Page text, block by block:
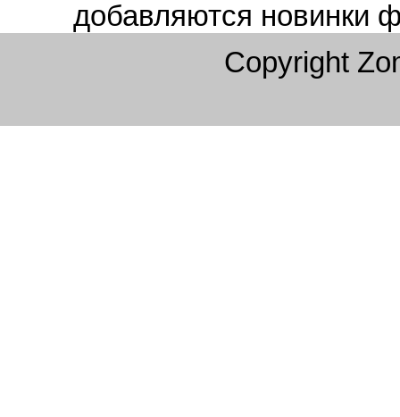
добавляются новинки
Copyright